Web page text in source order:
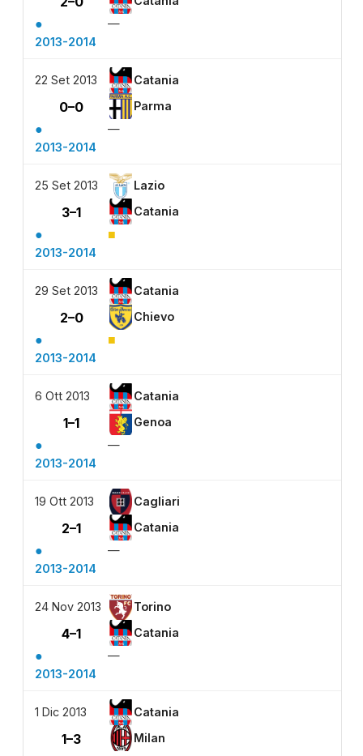
●
—
2013-2014
22 Set 2013 Catania
0–0 Parma
●
—
2013-2014
25 Set 2013 Lazio
3–1 Catania
● ■
2013-2014
29 Set 2013 Catania
2–0 Chievo
● ■
2013-2014
6 Ott 2013 Catania
1–1 Genoa
●
—
2013-2014
19 Ott 2013 Cagliari
2–1 Catania
●
—
2013-2014
24 Nov 2013 Torino
4–1 Catania
●
—
2013-2014
1 Dic 2013 Catania
1–3 Milan